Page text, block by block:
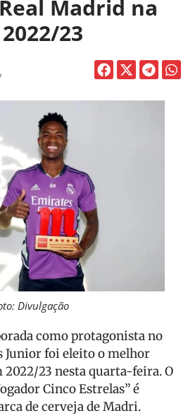
Madrid na
23
Divulgação
como protagonista no
Junior foi eleito o melhor
2022/23 nesta quarta-feira. O
Cinco Estrelas” é
de cerveja de Madri.